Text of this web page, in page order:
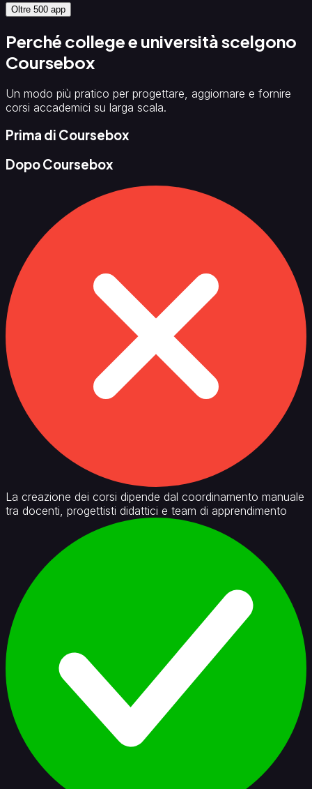
Oltre 500 app
Perché college e università scelgono
Coursebox
Un modo più pratico per progettare, aggiornare e fornire
corsi accademici su larga scala.
Prima di Coursebox
Dopo Coursebox
La creazione dei corsi dipende dal coordinamento manuale
tra docenti, progettisti didattici e team di apprendimento